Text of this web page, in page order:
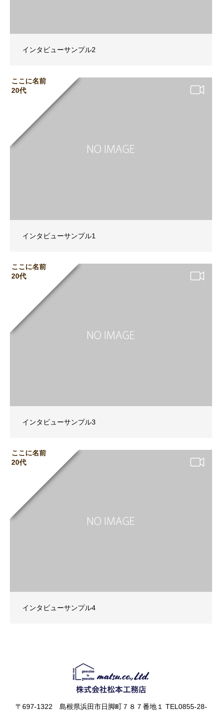
インタビューサンプル2
ここに名前
20代
インタビューサンプル1
ここに名前
20代
インタビューサンプル3
ここに名前
20代
インタビューサンプル4
〒697-1322 島根県浜田市日脚町７８７番地１ TEL0855-28-